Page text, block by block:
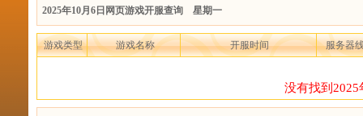
2025年10月6日网页游戏开服查询 星期一
游戏类型 游戏名称 开服时间 服务器
没有找到